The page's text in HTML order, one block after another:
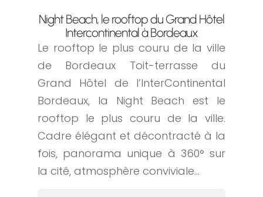
Night Beach, le rooftop du Grand Hôtel
Intercontinental à Bordeaux
Le rooftop le plus couru de la ville
de Bordeaux Toit-terrasse du
Grand Hôtel de l’InterContinental
Bordeaux, la Night Beach est le
rooftop le plus couru de la ville.
Cadre élégant et décontracté à la
fois, panorama unique à 360° sur
la cité, atmosphère conviviale...